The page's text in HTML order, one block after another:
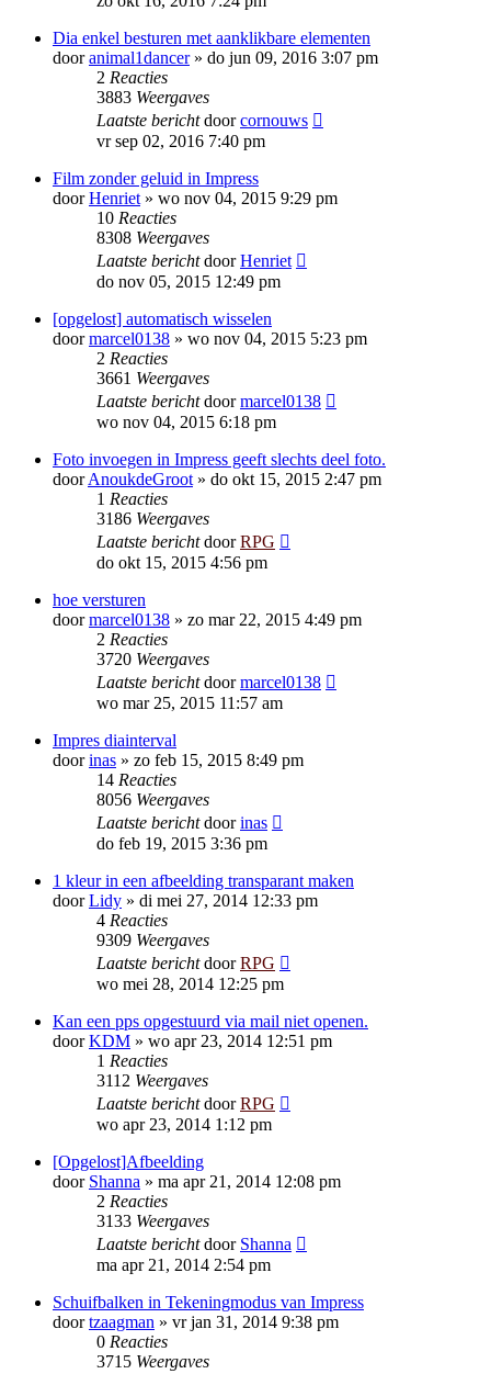
Dia enkel besturen met aanklikbare elementen
dooranimal1dancer» do jun 09, 2016 3:07 pm
2 Reacties
3883 Weergaves
Laatste berichtdoorcornouws
vr sep 02, 2016 7:40 pm
Film zonder geluid in Impress
doorHenriet » wo nov 04, 2015 9:29 pm
10 Reacties
8308 Weergaves
Laatste berichtdoorHenriet
do nov 05, 2015 12:49 pm
[opgelost] automatisch wisselen
doormarcel0138 » wo nov 04, 2015 5:23 pm
2 Reacties
3661 Weergaves
Laatste berichtdoormarcel0138
wo nov 04, 2015 6:18 pm
Foto invoegen in Impress geeft slechts deel foto.
doorAnoukdeGroot » do okt 15, 2015 2:47 pm
1 Reacties
3186 Weergaves
Laatste berichtdoorRPG
do okt 15, 2015 4:56 pm
hoe versturen
doormarcel0138 » zo mar 22, 2015 4:49 pm
2 Reacties
3720 Weergaves
Laatste berichtdoormarcel0138
wo mar 25, 2015 11:57 am
Impres diainterval
doorinas » zo feb 15, 2015 8:49 pm
14 Reacties
8056 Weergaves
Laatste berichtdoorinas
do feb 19, 2015 3:36 pm
1 kleur in een afbeelding transparant maken
doorLidy » di mei 27, 2014 12:33 pm
4 Reacties
9309 Weergaves
Laatste berichtdoorRPG
wo mei 28, 2014 12:25 pm
Kan een pps opgestuurd via mail niet openen.
doorKDM » wo apr 23, 2014 12:51 pm
1 Reacties
3112 Weergaves
Laatste berichtdoorRPG
wo apr 23, 2014 1:12 pm
[Opgelost]Afbeelding
door Shanna » ma apr 21, 2014 12:08 pm
2 Reacties
3133 Weergaves
Laatste berichtdoor Shanna
ma apr 21, 2014 2:54 pm
Schuifbalken in Tekeningmodus van Impress
doortzaagman » vr jan 31, 2014 9:38 pm
0 Reacties
3715 Weergaves